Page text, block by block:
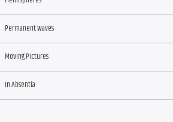
Permanent waves
Moving Pictures
In Absentia